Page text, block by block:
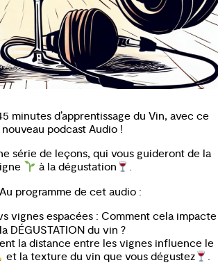
minutes d’apprentissage du Vin, avec ce
nouveau podcast Audio !
série de leçons, qui vous guideront de la
à la dégustation
.
Au programme de cet audio :
vignes espacées : Comment cela impacte
la DÉGUSTATION du vin ?
la distance entre les vignes influence le
et la texture du vin que vous dégustez
.